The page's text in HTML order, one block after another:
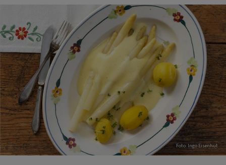
Foto: Ingo Eisenhut